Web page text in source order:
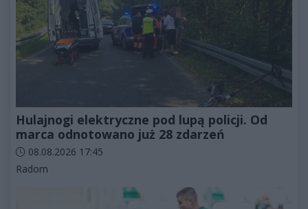
Hulajnogi elektryczne pod lupą policji. Od
marca odnotowano już 28 zdarzeń
Data dodania artykułu:
08.08.2026 17:45
Kategorie artykułu:
Radom